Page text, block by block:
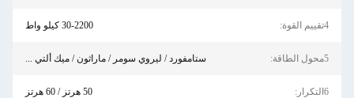
4تقييم القوة: 30-2200 كيلو واط
5محول الطاقة: ستامفورد / ليروي سومر / ماراثون / ميك ألتي ...
6التكرار: 50 هرتز / 60 هرتز